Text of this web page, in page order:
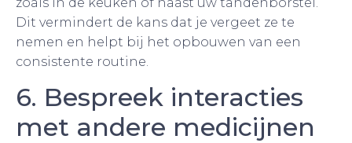
Dit vermindert de kans dat je vergeet ze te
nemen en helpt bij het opbouwen van een
consistente routine.
6. Bespreek interacties
met andere medicijnen